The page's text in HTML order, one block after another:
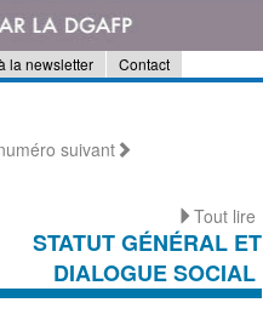
la newsletter Contact
suivant
Tout lire
STATUT GÉNÉRAL ET
DIALOGUE SOCIAL